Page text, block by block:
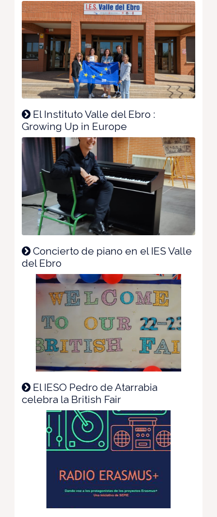
El Instituto Valle del Ebro :
Growing Up in Europe
Concierto de piano en el IES Valle
del Ebro
El IESO Pedro de Atarrabia
celebra la British Fair